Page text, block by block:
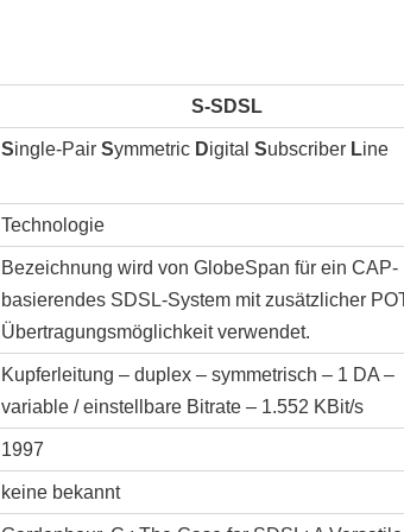
S-SDSL
Single-Pair Symmetric Digital Subscriber Line
Technologie
Bezeichnung wird von GlobeSpan für ein CAP-
basierendes SDSL-System mit zusätzlicher
Übertragungsmöglichkeit verwendet.
Kupferleitung – duplex – symmetrisch – 1 DA –
variable / einstellbare Bitrate – 1.552 KBit/s
1997
keine bekannt